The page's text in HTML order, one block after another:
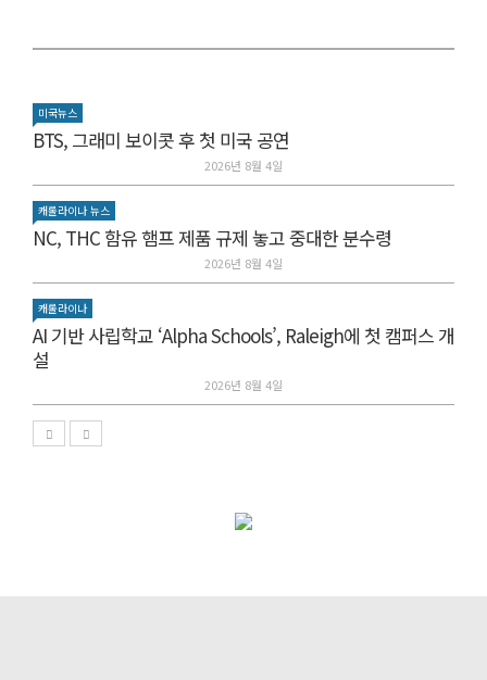
미국뉴스
BTS, 그래미 보이콧 후 첫 미국 공연
2026년 8월 4일
캐롤라이나 뉴스
NC, THC 함유 햄프 제품 규제 놓고 중대한 분수령
2026년 8월 4일
캐롤라이나
AI 기반 사립학교 ‘Alpha Schools’, Raleigh에 첫 캠퍼스 개
설
2026년 8월 4일